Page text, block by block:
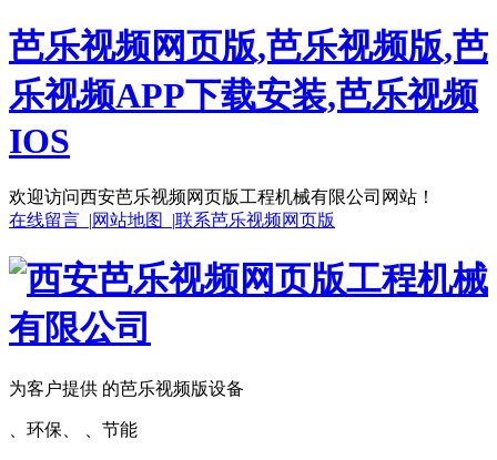
芭乐视频网页版,芭乐视频版,芭
乐视频APP下载安装,芭乐视频
IOS
欢迎访问西安芭乐视频网页版工程机械有限公司网站！
在线留言 |网站地图 |联系芭乐视频网页版
为客户提供 的芭乐视频版设备
、环保、 、节能